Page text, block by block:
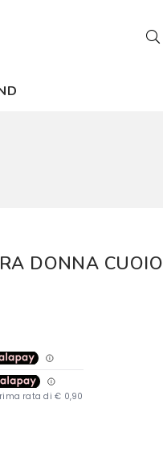
DONNA CUOIO